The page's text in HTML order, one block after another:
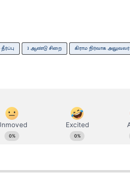
3 ஆண்டு சிறை கிராம நிர்வாக அலுவலர்